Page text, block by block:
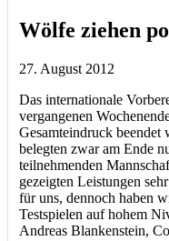
Wölfe ziehen
27. August 2012
Das internationale
vergangenen
Gesamteindruck
belegten zwar am Ende
teilnehmenden
gezeigten Leistungen
für uns, dennoch haben
Testspielen auf hohem
Andreas Blankenstein,